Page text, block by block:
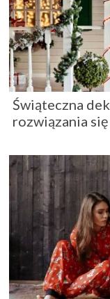
Świąteczna
rozwiązania